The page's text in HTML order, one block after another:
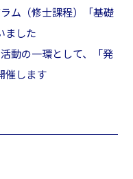
ム（修士課程）「基礎
ました
動の一環として、「発
催します